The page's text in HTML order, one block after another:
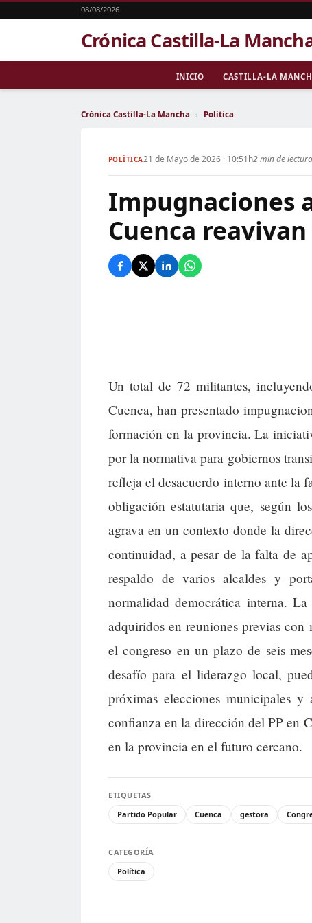
08/08/2026
Crónica Castilla-La
INICIO CASTILLA-LA
Crónica Castilla-La Mancha › Política
POLÍTICA21 de Mayo de 2026 · 10:51h2 min de lectura
Impugnaciones
Cuenca
Un total de 72 militantes,
Cuenca, han presentado
formación en la provincia. La
por la normativa para gobiernos
refleja el desacuerdo interno ante la
obligación estatutaria que, según
agrava en un contexto donde la
continuidad, a pesar de la falta de
respaldo de varios alcaldes y
normalidad democrática interna.
adquiridos en reuniones previas
el congreso en un plazo de seis
desafío para el liderazgo local,
próximas elecciones municipales
confianza en la dirección del PP en
en la provincia en el futuro cercano.
ETIQUETAS
Partido Popular
Cuenca gestora
CATEGORÍA
Política